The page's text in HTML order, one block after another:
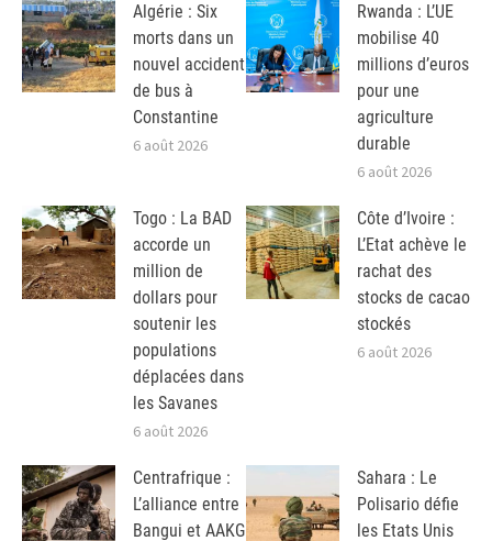
Algérie : Six
morts dans un
nouvel accident
de bus à
Constantine
6 août 2026
Rwanda : L’UE
mobilise 40
millions d’euros
pour une
agriculture
durable
6 août 2026
Togo : La BAD
accorde un
million de
dollars pour
soutenir les
populations
déplacées dans
les Savanes
6 août 2026
Côte d’Ivoire :
L’Etat achève le
rachat des
stocks de cacao
stockés
6 août 2026
Centrafrique :
L’alliance entre
Bangui et AAKG
Sahara : Le
Polisario défie
les Etats Unis